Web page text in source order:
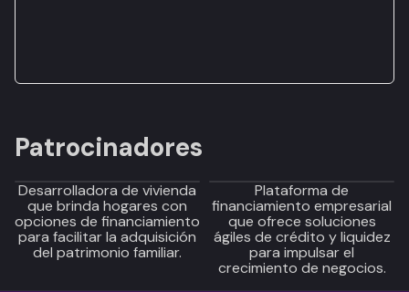
Patrocinadores
Desarrolladora de vivienda
que brinda hogares con
opciones de financiamiento
para facilitar la adquisición
del patrimonio familiar.
Plataforma de
financiamiento empresarial
que ofrece soluciones
ágiles de crédito y liquidez
para impulsar el
crecimiento de negocios.